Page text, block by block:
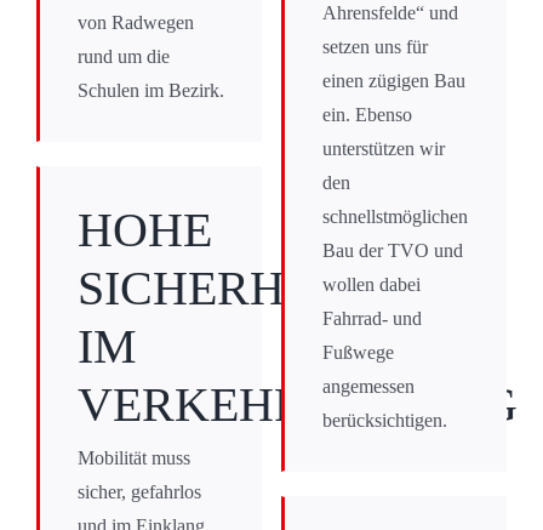
von Radwegen
rund um die
Schulen im Bezirk.
HOHE
SICHERHEIT
IM
VERKEHRSALLTAG
Mobilität muss
sicher, gefahrlos
Ahrensfelde“ und
setzen uns für
einen zügigen Bau
ein. Ebenso
unterstützen wir
den
schnellstmöglichen
Bau der TVO und
wollen dabei
Fahrrad- und
Fußwege
angemessen
berücksichtigen.